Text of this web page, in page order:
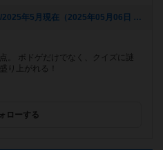
[NEW] ひよこの杜で遊べる謎解き/2025年5月現在（2025年05月06日 14時03分）
。 ボドゲだけでなく、クイズに謎
り上がれる！
ローする